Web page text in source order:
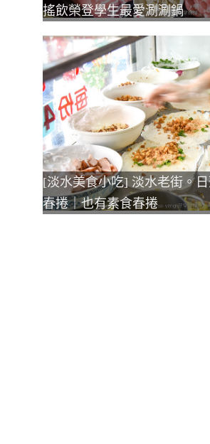
搖飲榮登學生最愛涮涮鍋
[淡水美食小吃] 淡水老街。
春捲｜也有素食春捲